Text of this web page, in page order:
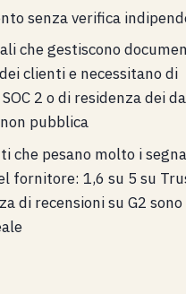
senza verifica
che gestiscono
clienti e necessitano di
2 o di residenza dei
pubblica
che pesano molto i
fornitore: 1,6 su 5 su
di recensioni su G2 sono